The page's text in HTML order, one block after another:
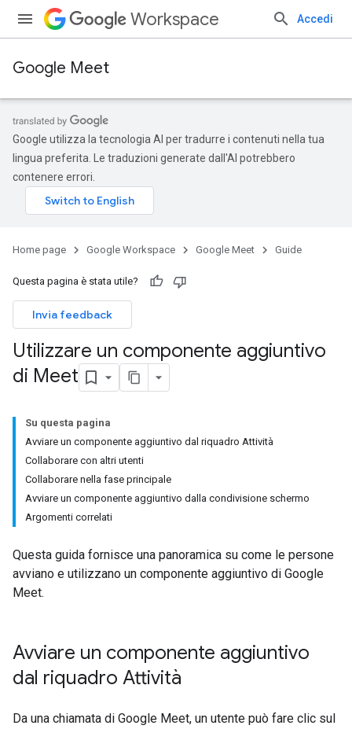
Workspace Accedi
Google Meet
Google utilizza la tecnologia AI per tradurre i contenuti nella tua
lingua preferita. Le traduzioni generate dall'AI potrebbero
contenere errori.
Home page Google Workspace Google Meet Guide
Questa pagina è stata utile?
Invia feedback
Utilizzare un componente aggiuntivo
di Meet
Su questa pagina
Avviare un componente aggiuntivo dal riquadro Attività
Collaborare con altri utenti
Collaborare nella fase principale
Avviare un componente aggiuntivo dalla condivisione schermo
Argomenti correlati
Questa guida fornisce una panoramica su come le persone
avviano e utilizzano un componente aggiuntivo di Google
Meet.
Avviare un componente aggiuntivo
dal riquadro Attività
Da una chiamata di Google Meet, un utente può fare clic sul